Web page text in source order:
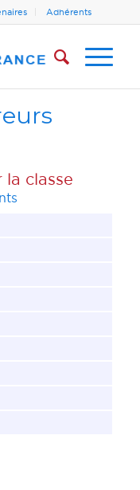
Adhérents
classe